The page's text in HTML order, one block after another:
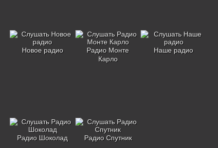
Новое радио
Радио Монте
Карло
Наше радио
Радио Шоколад Радио Спутник